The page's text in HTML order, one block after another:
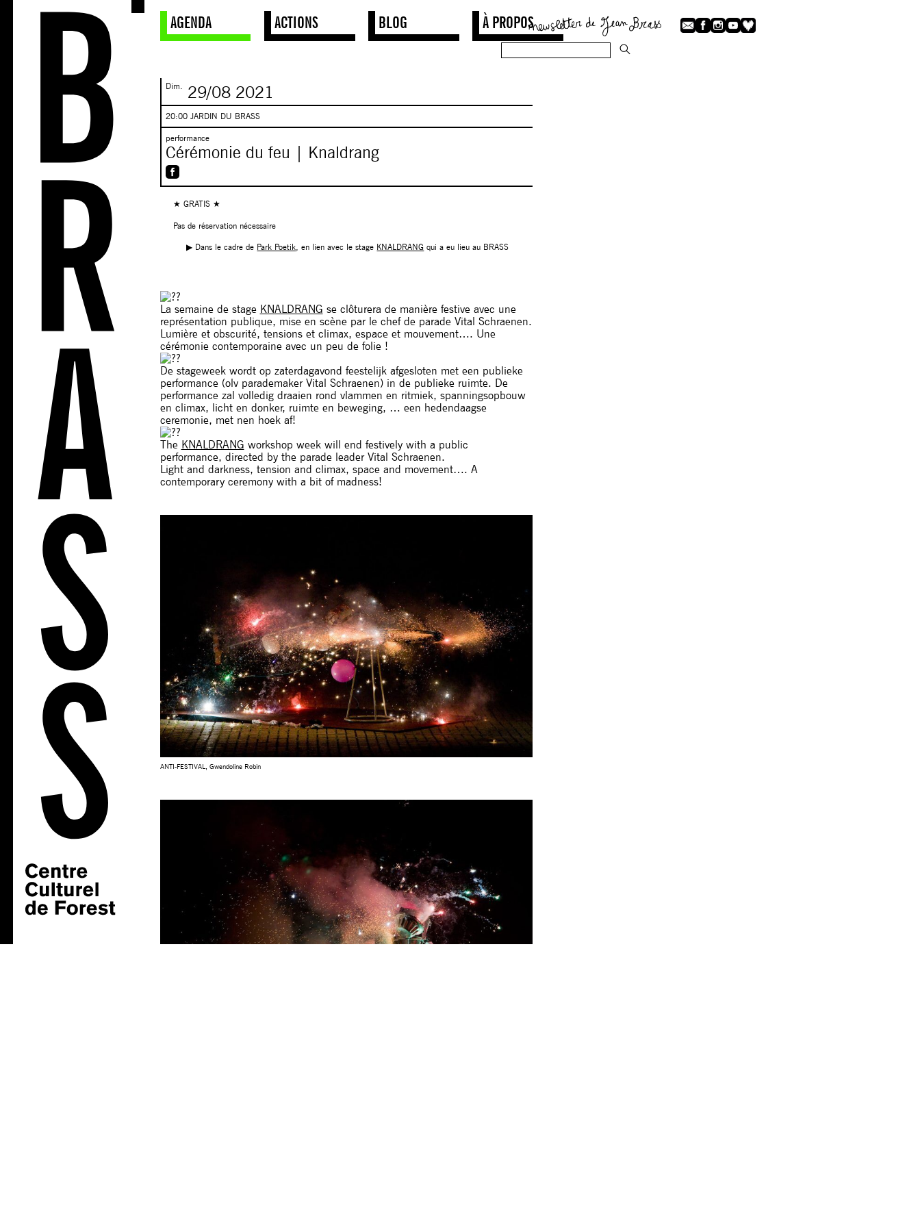
AGENDA ACTIONS BLOG À PROPOS
Dim. 29/082021
20:00 JARDIN DU BRASS
performance
Cérémonie du feu | Knaldrang
★ GRATIS ★
Pas de réservation nécessaire
▶︎ Dans le cadre de Park Poetik, en lien avec le stage KNALDRANG qui a eu lieu au BRASS
La semaine de stage KNALDRANG se clôturera de manière festive avec une
représentation publique, mise en scène par le chef de parade Vital Schraenen.
Lumière et obscurité, tensions et climax, espace et mouvement…. Une
cérémonie contemporaine avec un peu de folie !
De stageweek wordt op zaterdagavond feestelijk afgesloten met een publieke
performance (olv parademaker Vital Schraenen) in de publieke ruimte. De
performance zal volledig draaien rond vlammen en ritmiek, spanningsopbouw
en climax, licht en donker, ruimte en beweging, … een hedendaagse
ceremonie, met nen hoek af!
The KNALDRANG workshop week will end festively with a public
performance, directed by the parade leader Vital Schraenen.
Light and darkness, tension and climax, space and movement…. A
contemporary ceremony with a bit of madness!
ANTI-FESTIVAL, Gwendoline Robin